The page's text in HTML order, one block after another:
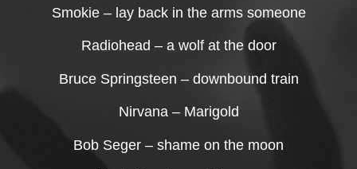
Smokie – lay back in the arms someone
Radiohead – a wolf at the door
Bruce Springsteen – downbound train
Nirvana – Marigold
Bob Seger – shame on the moon